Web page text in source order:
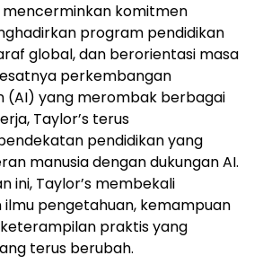
komitmen
program pendidikan
global, dan berorientasi masa
perkembangan
(AI) yang merombak berbagai
Taylor’s terus
pendidikan yang
manusia dengan dukungan AI.
ini, Taylor’s membekali
ilmu pengetahuan, kemampuan
praktis yang
terus berubah.